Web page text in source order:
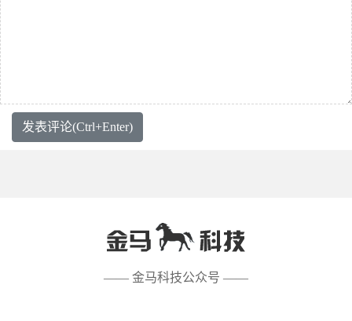
发表评论(Ctrl+Enter)
—— 金马科技公众号 ——